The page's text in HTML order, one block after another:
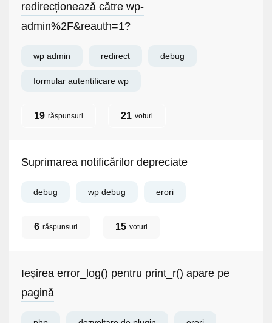
redirecționează către wp-
admin%2F&reauth=1?
wp admin redirect debug
formular autentificare wp
19 răspunsuri 21 voturi
Suprimarea notificărilor depreciate
debug wp debug erori
6 răspunsuri 15 voturi
Ieșirea error_log() pentru print_r() apare pe
pagină